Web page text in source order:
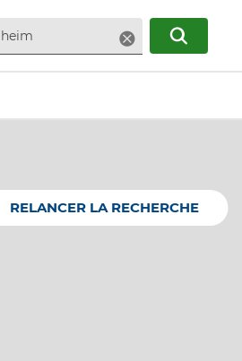
Supprimer
RELANCER LA RECHERCHE